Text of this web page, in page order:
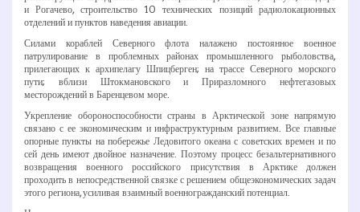
и Рогачево, строительство 10 технических позиций радиолокационных
отделений и пунктов наведения авиации.
Силами кораблей Северного флота налажено постоянное военное
патрулирование в проблемных районах промышленного рыболовства,
прилегающих к архипелагу Шпицберген; на трассе Северного морского
пути; вблизи Штокмановского и Приразломного нефтегазовых
месторождений в Баренцевом море.
Укрепление обороноспособности страны в Арктической зоне напрямую
связано с ее экономическим и инфраструктурным развитием. Все главные
опорные пункты на побережье Ледовитого океана с советских времен и по
сей день имеют двойное назначение. Поэтому процесс безальтернативного
возвращения военного российского присутствия в Арктике должен
проходить в непосредственной связке с решением общеэкономических задач
этого региона, усиливая взаимный военно­гражданский потенциал.